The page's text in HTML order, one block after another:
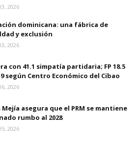
2026
dominicana: una fábrica de
y exclusión
2026
con 41.1 simpatía partidaria; FP 18.5
según Centro Económico del Cibao
2026
Mejía asegura que el PRM se mantiene
rumbo al 2028
2026